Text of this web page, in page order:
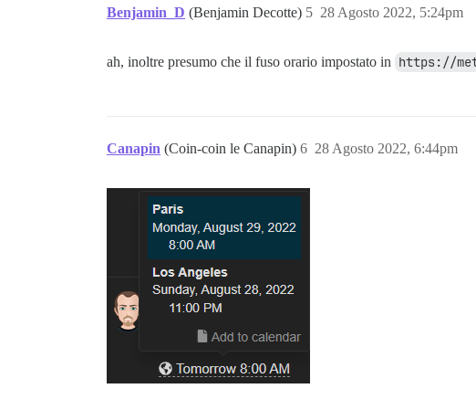
Benjamin_D (Benjamin Decotte) 28 Agosto 2022, 5:24pm
5
ah, inoltre presumo che il fuso orario impostato in https://
Canapin (Coin-coin le Canapin) 28 Agosto 2022, 6:44pm
6